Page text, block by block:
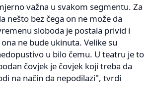
važna u svakom segmentu. Za
nešto bez čega on ne može da
sloboda je postala privid i
ne bude ukinuta. Velike su
u bilo čemu. U teatru je to
čovjek je čovjek koji treba da
na način da nepodilazi", tvrdi